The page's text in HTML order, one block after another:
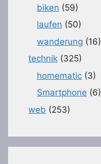
biken (59)
laufen (50)
wanderung (16)
technik (325)
homematic (3)
Smartphone (6)
web (253)